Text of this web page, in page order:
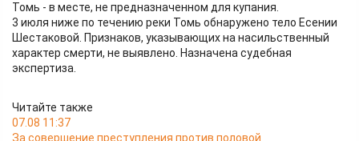
Томь - в месте, не предназначенном для купания.
3 июля ниже по течению реки Томь обнаружено тело Есении
Шестаковой. Признаков, указывающих на насильственный
характер смерти, не выявлено. Назначена судебная
экспертиза.
Читайте также
07.08 11:37
За совершение преступления против половой